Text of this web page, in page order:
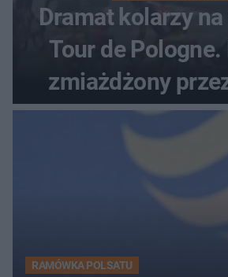
Dramat kolarzy
Tour de Pologne.
zmiażdżony
przed
RAMÓWKA POLSATU